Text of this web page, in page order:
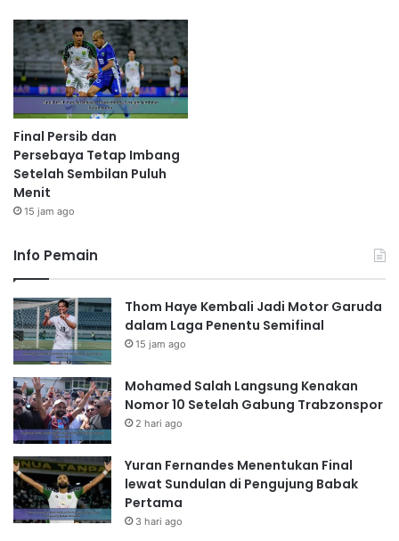
Final Persib dan
Persebaya Tetap Imbang
Setelah Sembilan Puluh
Menit
15 jam ago
Info Pemain
Thom Haye Kembali Jadi Motor Garuda
dalam Laga Penentu Semifinal
15 jam ago
Mohamed Salah Langsung Kenakan
Nomor 10 Setelah Gabung Trabzonspor
2 hari ago
Yuran Fernandes Menentukan Final
lewat Sundulan di Pengujung Babak
Pertama
3 hari ago